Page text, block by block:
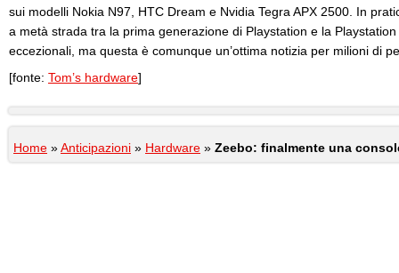
sui modelli Nokia N97, HTC Dream e Nvidia Tegra APX 2500. In
a metà strada tra la prima generazione di Playstation e la
eccezionali, ma questa è comunque un’ottima notizia per milioni di
[fonte: Tom’s hardware]
Home »Anticipazioni » Hardware » Zeebo: finalmente una